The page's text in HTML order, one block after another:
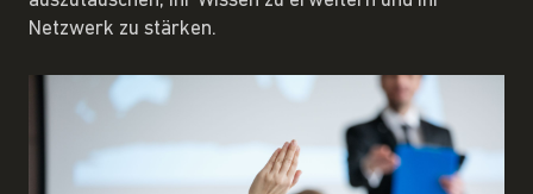
Netzwerk zu stärken.